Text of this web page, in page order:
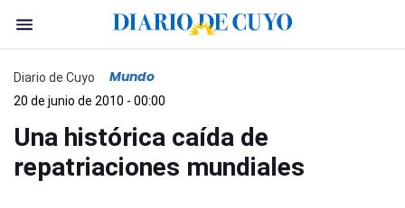
Diario de Cuyo Mundo
20 de junio de 2010 - 00:00
Una histórica caída de
repatriaciones mundiales